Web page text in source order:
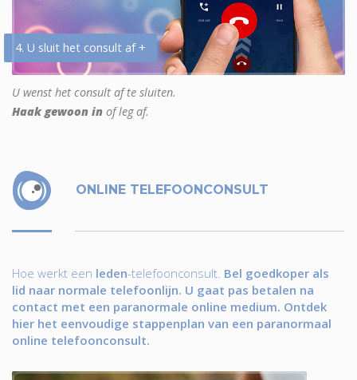
4. U sluit het consult af +
U wenst het consult af te sluiten.
Haak gewoon in of leg af.
ONLINE TELEFOONCONSULT
Hoe werkt een leden-telefoonconsult. Bel goedkoper als
lid naar normale telefoonlijn. U gaat pas betalen na
contact met een paranormale online medium. Ontdek
hier het eenvoudige stappenplan van een paranormaal
online telefoonconsult.